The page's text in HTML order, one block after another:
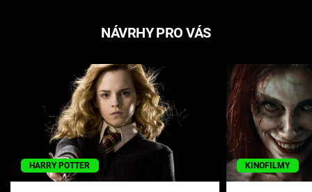
NÁVRHY PRO VÁS
HARRY POTTER KINOFILMY